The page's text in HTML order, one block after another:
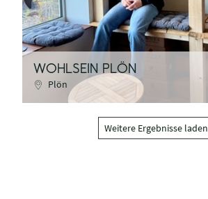
WOHLSEIN PLÖN
Plön
Weitere Ergebnisse laden